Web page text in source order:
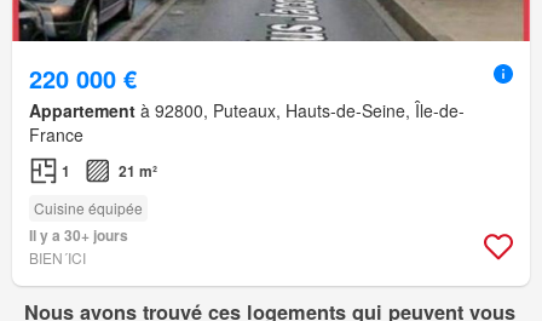
220 000 €
Appartement à 92800, Puteaux, Hauts-de-Seine, Île-de-
France
1 21 m²
Cuisine équipée
Il y a 30+ jours
BIEN´ICI
Nous avons trouvé ces logements qui peuvent vous